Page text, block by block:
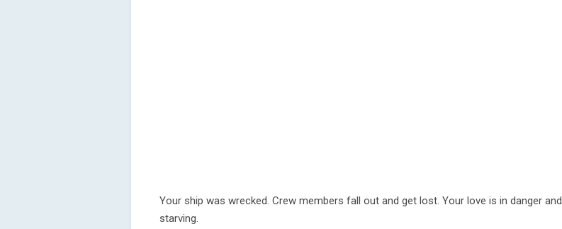
Your ship was wrecked. Crew members fall out and get lost. Your love is in danger and
starving.